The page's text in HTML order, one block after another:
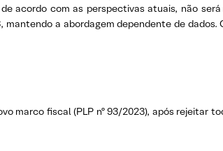
acordo com as perspectivas atuais, não
a abordagem dependente de
marco fiscal (PLP nº 93/2023), após rejeitar